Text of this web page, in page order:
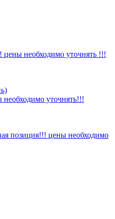
цены необходимо уточнять !!!
необходимо уточнять!!!
позиция!!! цены необходимо